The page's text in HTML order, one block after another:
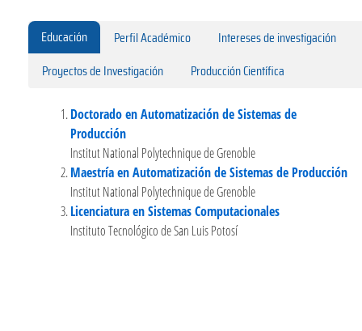
Educación Perfil Académico
Intereses de investigación
Proyectos de Investigación
Producción Científica
Doctorado en Automatización de Sistemas de
Producción
Institut National Polytechnique de Grenoble
Maestría en Automatización de Sistemas de Producción
Institut National Polytechnique de Grenoble
Licenciatura en Sistemas Computacionales
Instituto Tecnológico de San Luis Potosí